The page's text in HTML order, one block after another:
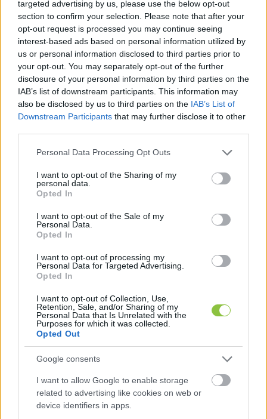
targeted advertising by us, please use the below opt-out
section to confirm your selection. Please note that after your
opt-out request is processed you may continue seeing
interest-based ads based on personal information utilized by
us or personal information disclosed to third parties prior to
your opt-out. You may separately opt-out of the further
disclosure of your personal information by third parties on the
IAB’s list of downstream participants. This information may
also be disclosed by us to third parties on the IAB’s List of
Downstream Participants that may further disclose it to other
Please note that this website/app uses one or more Google
not limited to your visit or usage behaviour. You may click to
grant or deny consent to Google and its third-party tags to
use your data for below specified purposes in below Google
consent section.
Personal Data Processing Opt Outs
I want to opt-out of the Sharing of my
personal data.
Opted In
I want to opt-out of the Sale of my
Personal Data.
Opted In
I want to opt-out of processing my
Personal Data for Targeted Advertising.
Opted In
I want to opt-out of Collection, Use,
Retention, Sale, and/or Sharing of my
Personal Data that Is Unrelated with the
Purposes for which it was collected.
Opted Out
Google consents
I want to allow Google to enable storage
related to advertising like cookies on web or
device identifiers in apps.
későbbiekben nagyon fontos egy pozíció
kialakításánál és a védekezésnél is.
A versenyzői képzésbe kerülő fiataloknak
általában napi 2 edzésük van, ahol a vízzel
kapcsolatos edzés mellett természetesen
szárazföldi gyakorlatokat is tartanak. A legtöbb
profi edző prioritásba tudja helyezni, hogy melyik
emberelőnyös és emberhátrányos szituációkat
gyakoroltatják. Talán ez az egyik oka, hogy a
hazai vízilabdázók egyik legnagyobb erőssége,
hogy ezeket a helyzeteket hatékonyan tudják
kezelni.
Ha már az edzőknél tartunk: az ő munkájuk
nélkülözhetetlen. Magyarországon a vízilabda
közülük külföldön is keresettek, mivel a magyar
vízilabdára jellemző precíz védekezés és
támadásépítés más országok számára is
követendő példa lett. Az elmúlt években a
sporttudomány is egyre nagyobb szerepet
kapott: részletes adatokat elemeznek a lövések
hatékonyságáról, a játékosok mozgásáról és a